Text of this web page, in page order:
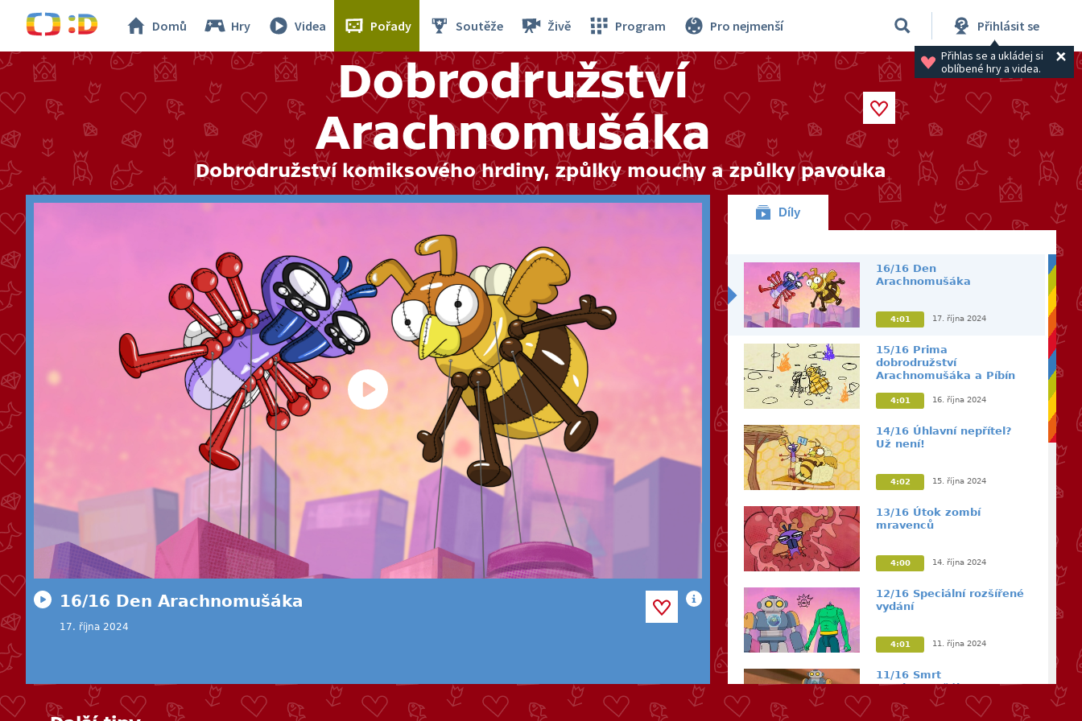
Domů Hry Videa Pořady Soutěže Živě Program Pro nejmenší Přihlásit se
Přihlas se a ukládej si
oblíbené hry a videa.
Dobrodružství
Arachnomušáka
Dobrodružství komiksového hrdiny, způlky mouchy a způlky pavouka
16/16 Den Arachnomušáka
17. října 2024
Díly
16/16 Den
Arachnomušáka
4:01 17. října 2024
15/16 Prima
dobrodružství
Arachnomušáka a Píbín
4:01 16. října 2024
14/16 Úhlavní nepřítel?
Už není!
4:02 15. října 2024
13/16 Útok zombí
mravenců
4:00 14. října 2024
12/16 Speciální rozšířené
vydání
4:01 11. října 2024
11/16 Smrt
Arachnomušáka